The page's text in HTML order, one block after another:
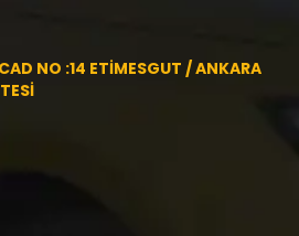
NO :14 ETİMESGUT / ANKARA